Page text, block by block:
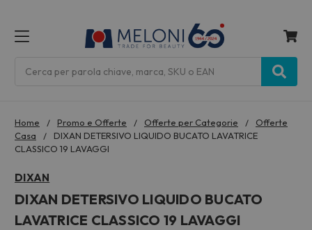
Home Promo e Offerte Offerte per Categorie
Offerte
Casa
DIXAN DETERSIVO LIQUIDO BUCATO LAVATRICE
CLASSICO 19 LAVAGGI
DIXAN
DIXAN DETERSIVO LIQUIDO BUCATO
LAVATRICE CLASSICO 19 LAVAGGI